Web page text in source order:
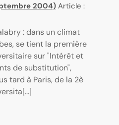
2004) Article :
: dans un climat
se tient la première
sur "Intérêt et
de substitution",
tard à Paris, de la 2è